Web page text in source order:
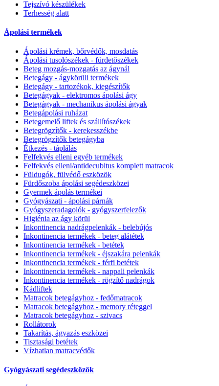
Tejszívó készülékek
Terhesség alatt
Ápolási termékek
Ápolási krémek, bőrvédők, mosdatás
Ápolási tusolószékek - fürdetőszékek
Beteg mozgás-mozgatás az ágynál
Betegágy - ágykörüli termékek
Betegágy - tartozékok, kiegészítők
Betegágyak - elektromos ápolási ágy
Betegágyak - mechanikus ápolási ágyak
Betegápolási ruházat
Betegemelő liftek és szállítószékek
Betegrögzítők - kerekesszékbe
Betegrögzítők betegágyba
Étkezés - táplálás
Felfekvés elleni egyéb termékek
Felfekvés elleni/antidecubitus komplett matracok
Füldugók, fülvédő eszközök
Fürdőszoba ápolási segédeszközei
Gyermek ápolás termékei
Gyógyászati - ápolási párnák
Gyógyszeradagolók - gyógyszerfelezők
Higiénia az ágy körül
Inkontinencia nadrágpelenkák - belebújós
Inkontinencia termékek - beteg alátétek
Inkontinencia termékek - betétek
Inkontinencia termékek - éjszakára pelenkák
Inkontinencia termékek - férfi betétek
Inkontinencia termékek - nappali pelenkák
Inkontinencia termékek - rögzítő nadrágok
Kádliftek
Matracok betegágyhoz - fedőmatracok
Matracok betegágyhoz - memory réteggel
Matracok betegágyhoz - szivacs
Rollátorok
Takarítás, ágyazás eszközei
Tisztasági betétek
Vízhatlan matracvédők
Gyógyászati segédeszközök